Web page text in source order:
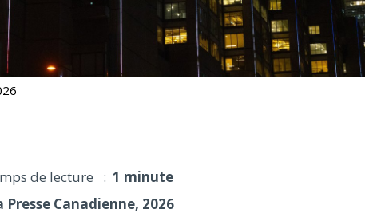
de lecture : 1 minute
Presse Canadienne, 2026